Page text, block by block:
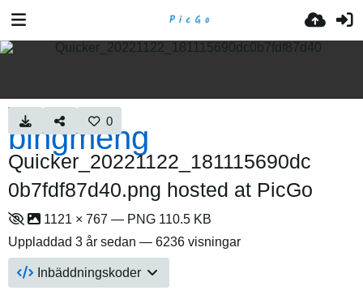
0
Quicker_20221122_181115690dc
0b7fdf87d40.png hosted at PicGo
1121 × 767 — PNG 110.5 KB
Uppladdad 3 år sedan — 6236 visningar
Inbäddningskoder